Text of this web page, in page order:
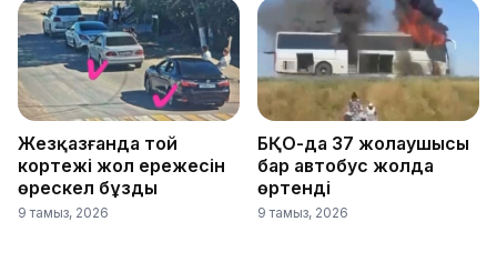
Жезқазғанда той
кортежі жол ережесін
өрескел бұзды
9 тамыз, 2026
БҚО-да 37 жолаушысы
бар автобус жолда
өртенді
9 тамыз, 2026